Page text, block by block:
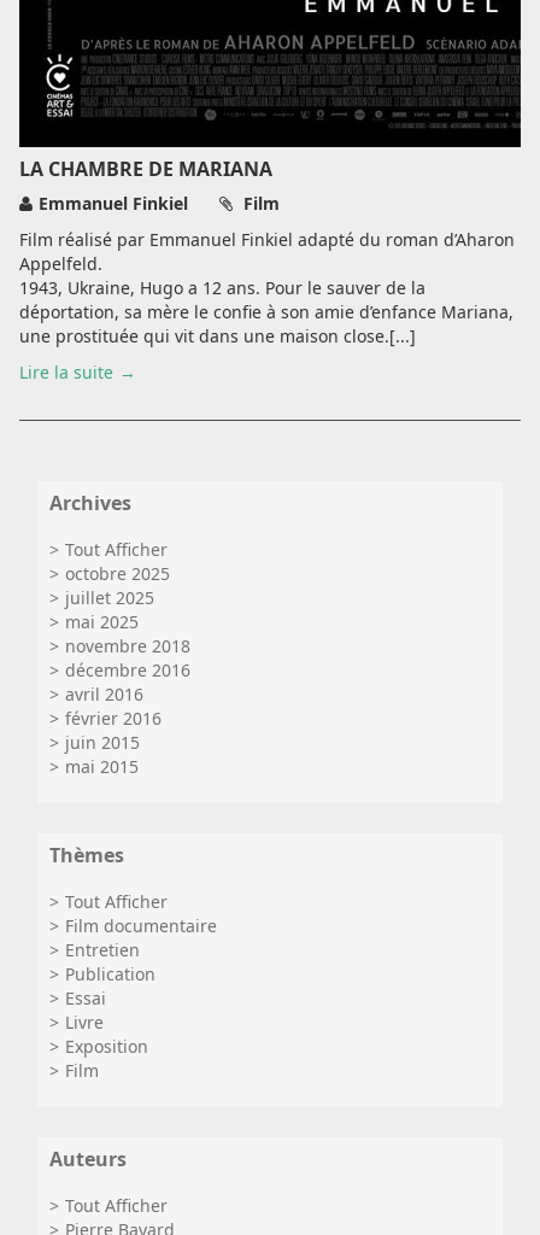
LA CHAMBRE DE MARIANA
Emmanuel Finkiel
Film
Film réalisé par Emmanuel Finkiel adapté du roman d’Aharon
Appelfeld.
1943, Ukraine, Hugo a 12 ans. Pour le sauver de la
déportation, sa mère le confie à son amie d’enfance Mariana,
une prostituée qui vit dans une maison close.[...]
Lire la suite
Archives
Tout Afficher
octobre 2025
juillet 2025
mai 2025
novembre 2018
décembre 2016
avril 2016
février 2016
juin 2015
mai 2015
Thèmes
Tout Afficher
Film documentaire
Entretien
Publication
Essai
Livre
Exposition
Film
Auteurs
Tout Afficher
Pierre Bayard